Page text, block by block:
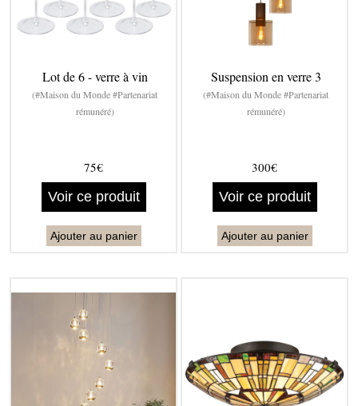
Lot de 6 - verre à vin
(#Maison du Monde #Partenariat
rémunéré)
75€
Voir ce produit
Ajouter au panier
Suspension en verre 3
(#Maison du Monde #Partenariat
rémunéré)
300€
Voir ce produit
Ajouter au panier